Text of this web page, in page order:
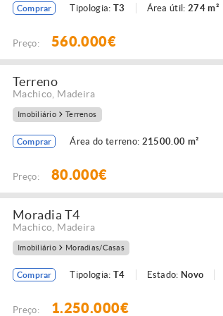
Comprar Tipologia: T3 Área útil:274 m²
Preço: 560.000€
Terreno
Machico Madeira
Imobiliário Terrenos
Comprar Área do terreno: 21500.00 m²
Preço: 80.000€
Moradia T4
Machico Madeira
Imobiliário Moradias/Casas
Comprar Tipologia: T4 Estado: Novo
Preço: 1.250.000€